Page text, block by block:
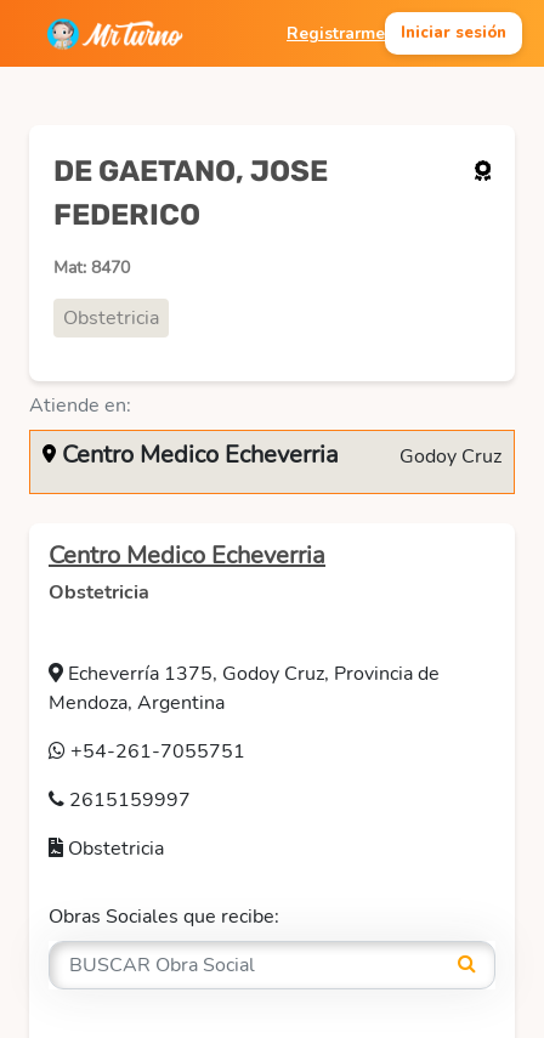
Registrarme Iniciar sesión
DE GAETANO, JOSE
FEDERICO
Mat: 8470
Obstetricia
Atiende en:
Centro Medico Echeverria Godoy Cruz
Centro Medico Echeverria
Obstetricia
Echeverría 1375, Godoy Cruz, Provincia de
Mendoza, Argentina
+54-261-7055751
2615159997
Obstetricia
Obras Sociales que recibe: